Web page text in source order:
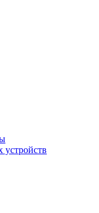
устройств